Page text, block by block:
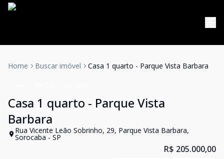
Home Buscar imóvel Casa 1 quarto - Parque Vista Barbara
Casa 1 quarto - Parque Vista
Barbara
Rua Vicente Leão Sobrinho, 29, Parque Vista Barbara,
Sorocaba - SP
R$ 205.000,00